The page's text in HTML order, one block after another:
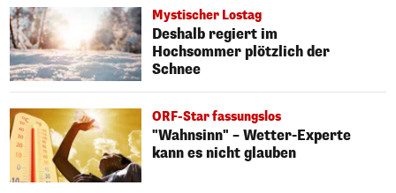
Mystischer Lostag
Deshalb regiert im
Hochsommer plötzlich der
Schnee
ORF-Star fassungslos
"Wahnsinn" – Wetter-Experte
kann es nicht glauben